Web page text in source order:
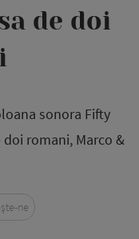
de doi
sonora Fifty
romani, Marco &
ne